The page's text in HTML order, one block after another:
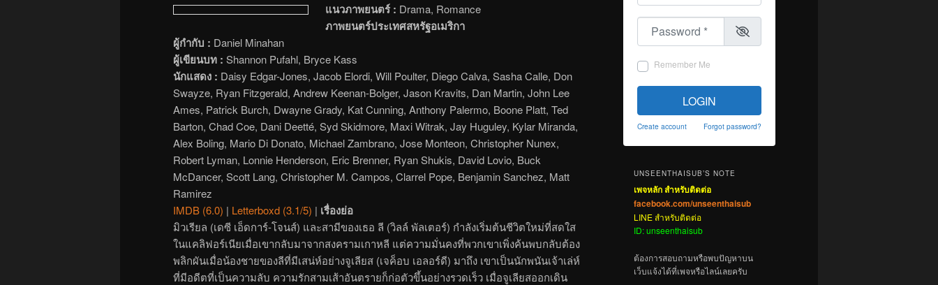
แนวภาพยนตร์ : Drama, Romance
ภาพยนตร์ประเทศสหรัฐอเมริกา
ผู้กำกับ : Daniel Minahan
ผู้เขียนบท : Shannon Pufahl, Bryce Kass
นักแสดง : Daisy Edgar-Jones, Jacob Elordi, Will Poulter, Diego Calva, Sasha Calle, Don
Swayze, Ryan Fitzgerald, Andrew Keenan-Bolger, Jason Kravits, Dan Martin, John Lee
Ames, Patrick Burch, Dwayne Grady, Kat Cunning, Anthony Palermo, Boone Platt, Ted
Barton, Chad Coe, Dani Deetté, Syd Skidmore, Maxi Witrak, Jay Huguley, Kylar Miranda,
Alex Boling, Mario Di Donato, Michael Zambrano, Jose Monteon, Christopher Nunex,
Robert Lyman, Lonnie Henderson, Eric Brenner, Ryan Shukis, David Lovio, Buck
McDancer, Scott Lang, Christopher M. Campos, Clarrel Pope, Benjamin Sanchez, Matt
Ramirez
IMDB (6.0) | Letterboxd (3.1/5) | เรื่องย่อ
มิวเรียล (เดซี เอ็ดการ์-โจนส์) และสามีของเธอ ลี (วิลล์ พัลเตอร์) กำลังเริ่มต้นชีวิตใหม่ที่สดใส
ในแคลิฟอร์เนียเมื่อเขากลับมาจากสงครามเกาหลี แต่ความมั่นคงที่พวกเขาเพิ่งค้นพบกลับต้อง
พลิกผันเมื่อน้องชายของลีที่มีเสน่ห์อย่างจูเลียส (เจค็อบ เอลอร์ดี) มาถึง เขาเป็นนักพนันเจ้าเล่ห์
ที่มีอดีตที่เป็นความลับ ความรักสามเส้าอันตรายก็ก่อตัวขึ้นอย่างรวดเร็ว เมื่อจูเลียสออกเดิน
Password
Remember Me
LOGIN
Create account Forgot password?
UNSEENTHAISUB’S NOTE
เพจหลัก สำหรับติดต่อ
facebook.com/unseenthaisub
LINE สำหรับติดต่อ
ID: unseenthaisub
ต้องการสอบถามหรือพบปัญหาบน
เว็บแจ้งได้ที่เพจหรือไลน์เลยครับ